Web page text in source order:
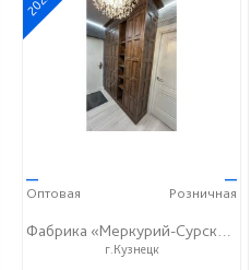
—
Оптовая
—
Розничная
Фабрика «Меркурий-Сурский»
г.Кузнецк